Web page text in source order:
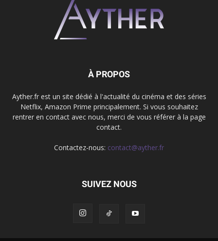
À PROPOS
Ayther.fr est un site dédié à l'actualité du cinéma et des séries
Netflix, Amazon Prime principalement. Si vous souhaitez
rentrer en contact avec nous, merci de vous référer à la page
contact.
Contactez-nous: contact@ayther.fr
SUIVEZ NOUS